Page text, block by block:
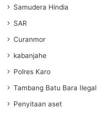
Samudera Hindia
SAR
Curanmor
kabanjahe
Polres Karo
Tambang Batu Bara Ilegal
Penyitaan aset